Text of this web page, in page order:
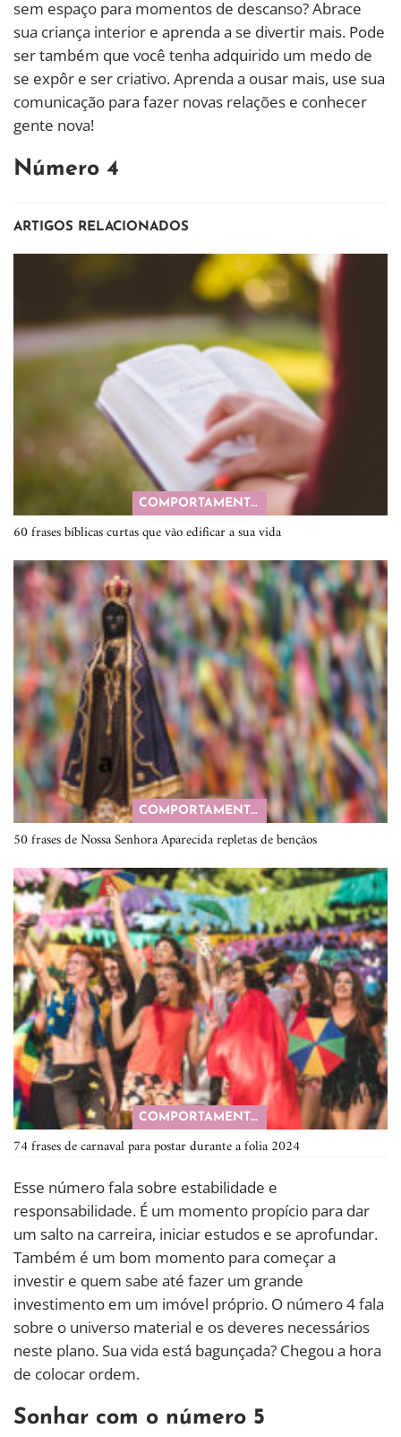
sem espaço para momentos de descanso? Abrace
sua criança interior e aprenda a se divertir mais. Pode
ser também que você tenha adquirido um medo de
se expôr e ser criativo. Aprenda a ousar mais, use sua
comunicação para fazer novas relações e conhecer
gente nova!
Número 4
ARTIGOS RELACIONADOS
COMPORTAMENTO
60 frases bíblicas curtas que vão edificar a sua vida
COMPORTAMENTO
50 frases de Nossa Senhora Aparecida repletas de bençãos
COMPORTAMENTO
74 frases de carnaval para postar durante a folia 2024
Esse número fala sobre estabilidade e
responsabilidade. É um momento propício para dar
um salto na carreira, iniciar estudos e se aprofundar.
Também é um bom momento para começar a
investir e quem sabe até fazer um grande
investimento em um imóvel próprio. O número 4 fala
sobre o universo material e os deveres necessários
neste plano. Sua vida está bagunçada? Chegou a hora
de colocar ordem.
Sonhar com o número 5